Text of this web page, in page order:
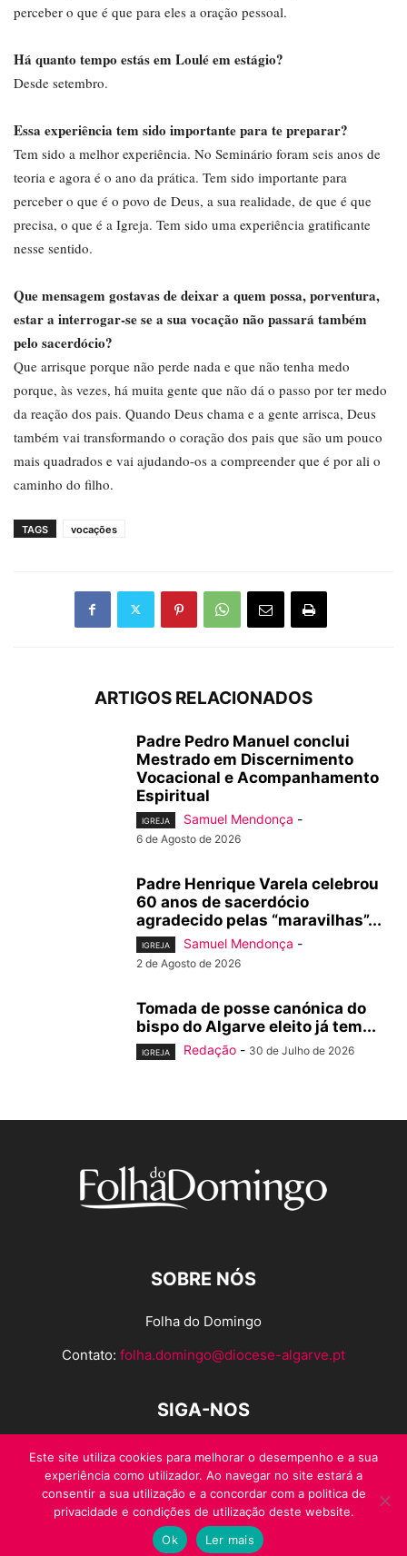
perceber o que é que para eles a oração pessoal.
Há quanto tempo estás em Loulé em estágio?
Desde setembro.
Essa experiência tem sido importante para te preparar?
Tem sido a melhor experiência. No Seminário foram seis anos de
teoria e agora é o ano da prática. Tem sido importante para
perceber o que é o povo de Deus, a sua realidade, de que é que
precisa, o que é a Igreja. Tem sido uma experiência gratificante
nesse sentido.
Que mensagem gostavas de deixar a quem possa, porventura,
estar a interrogar-se se a sua vocação não passará também
pelo sacerdócio?
Que arrisque porque não perde nada e que não tenha medo
porque, às vezes, há muita gente que não dá o passo por ter medo
da reação dos pais. Quando Deus chama e a gente arrisca, Deus
também vai transformando o coração dos pais que são um pouco
mais quadrados e vai ajudando-os a compreender que é por ali o
caminho do filho.
TAGS vocações
ARTIGOS RELACIONADOS
Padre Pedro Manuel conclui
Mestrado em Discernimento
Vocacional e Acompanhamento
Espiritual
IGREJA Samuel Mendonça -
6 de Agosto de 2026
Padre Henrique Varela celebrou
60 anos de sacerdócio
agradecido pelas “maravilhas”...
IGREJA Samuel Mendonça -
2 de Agosto de 2026
Tomada de posse canónica do
bispo do Algarve eleito já tem...
IGREJA Redação - 30 de Julho de 2026
SOBRE NÓS
Folha do Domingo
Contato: folha.domingo@diocese-algarve.pt
SIGA-NOS
© Folha do Domingo 2026, todos os direitos reservados.
Este site utiliza cookies para melhorar o desempenho e a sua
experiência como utilizador. Ao navegar no site estará a
consentir a sua utilização e a concordar com a politica de
privacidade e condições de utilização deste website.
Ok
Ler mais